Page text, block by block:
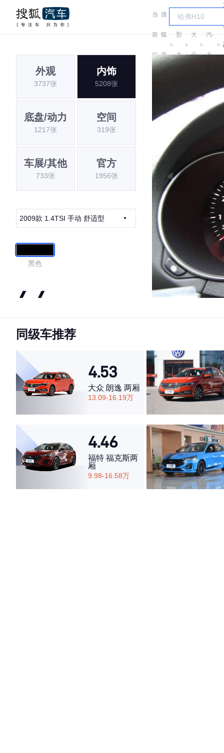
当
前
位
搜
狐
汽
＞
车
型
大
＞
大
众
＞
汽-
大
＞
外观
3737张
内饰
5208张
底盘/动力
1217张
空间
319张
车展/其他
733张
官方
1956张
2009款 1.4TSI 手动 舒适型
黑色
4.4
·外观表现一般，低于59%同级车
·空间表现一般，低于82%同级车
同级车推荐
4.53
大众 朗逸 两厢
13.09-16.19万
4.46
福特 福克斯两
厢
9.98-16.58万